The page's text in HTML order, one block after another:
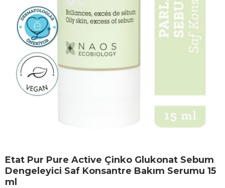
Etat Pur Pure Active Çinko Glukonat Sebum
Dengeleyici Saf Konsantre Bakım Serumu 15
ml